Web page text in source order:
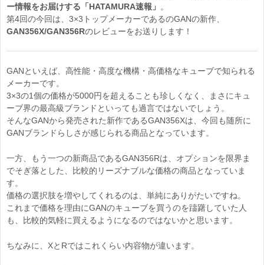
ー情報をお届けする「HATAMURA速報」 。
第4回の今回は、3×3トップメーカーであるのGANの新作、
GAN356X/GAN356Rのレビューをお送りします！
GANといえば、高性能・高度な機構・高価格なキューブで知られる
メーカーです。
3×3の1個の価格が5000円を超えることも珍しくなく、まさにキュ
ーブ界の最高級ブランドといっても過言ではないでしょう。
そんなGANから発売された新作であるGAN356Xは、今回も随所に
GANブランドらしさが感じられる商品となっています。
一方、もう一つの新商品であるGAN356Rは、オプションを限界ま
でそぎ落とした、比較的リーズナブルな価格の商品となっていま
す。
価格の選択肢を増やしてくれるのは、単純にありがたいですね。
これまで価格を理由にGANのキューブを買うのを躊躇していた人
も、比較的気軽に買えるようになるのではないかと思います。
ちなみに、XとRではこれくらい内容物が違います。